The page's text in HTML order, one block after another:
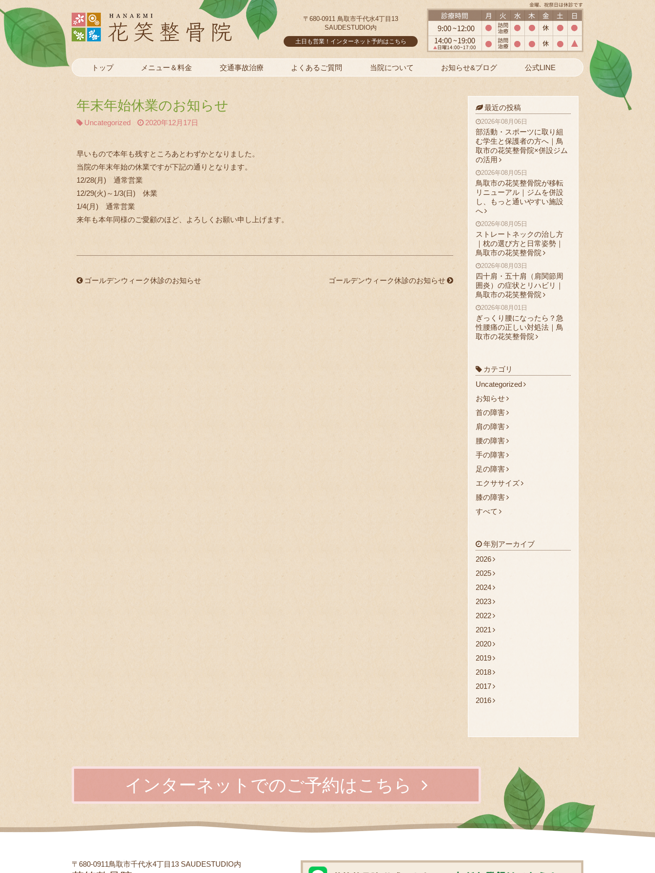
トップ メニュー＆料金 交通事故治療 よくあるご質問 当院について お知らせ&ブログ 公式LINE
〒680-0911 鳥取市千代水4丁目13
SAUDESTUDIO内
土日も営業！インターネット予約はこちら
年末年始休業のお知らせ
Uncategorized 2020年12月17日
早いもので本年も残すところあとわずかとなりました。
当院の年末年始の休業ですが下記の通りとなります。
12/28(月) 通常営業
12/29(火)～1/3(日) 休業
1/4(月) 通常営業
来年も本年同様のご愛顧のほど、よろしくお願い申し上げます。
ゴールデンウィーク休診のお知らせ ゴールデンウィーク休診のお知らせ
最近の投稿
2026年08月06日
部活動・スポーツに取り組
む学生と保護者の方へ｜鳥
取市の花笑整骨院×併設ジム
の活用
2026年08月05日
鳥取市の花笑整骨院が移転
リニューアル｜ジムを併設
し、もっと通いやすい施設
へ
2026年08月05日
ストレートネックの治し方
｜枕の選び方と日常姿勢｜
鳥取市の花笑整骨院
2026年08月03日
四十肩・五十肩（肩関節周
囲炎）の症状とリハビリ｜
鳥取市の花笑整骨院
2026年08月01日
ぎっくり腰になったら？急
性腰痛の正しい対処法｜鳥
取市の花笑整骨院
カテゴリ
Uncategorized
お知らせ
首の障害
肩の障害
腰の障害
手の障害
足の障害
エクササイズ
膝の障害
すべて
年別アーカイブ
2026
2025
2024
2023
2022
2021
2020
2019
2018
2017
2016
インターネットでのご予約はこちら
〒680-0911鳥取市千代水4丁目13 SAUDESTUDIO内